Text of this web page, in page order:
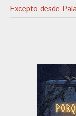
Excepto desde